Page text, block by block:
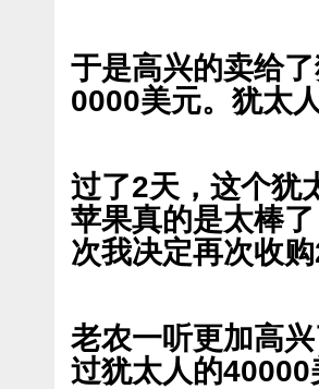
于是高兴的卖给
0000美元。犹太
过了2天，这个犹
苹果真的是太棒
次我决定再次收
老农一听更加高
过犹太人的